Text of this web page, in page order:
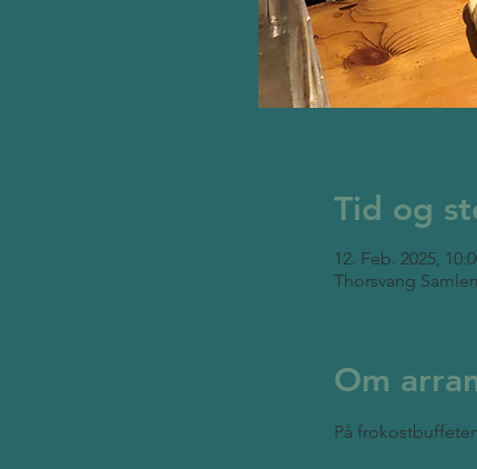
Tid og
12. Feb. 2025,
Thorsvang
Om
På